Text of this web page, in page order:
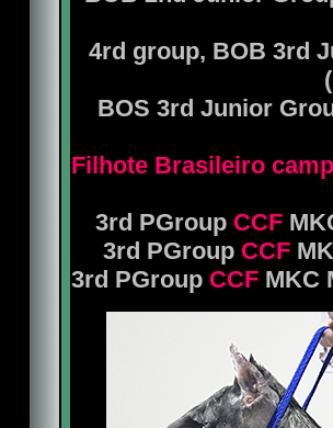
4rd group, BOB 3rd
BOS 3rd Junior
Filhote Brasileiro
3rd PGroup CCF
3rd PGroup CCF
3rd PGroup CCFMKC